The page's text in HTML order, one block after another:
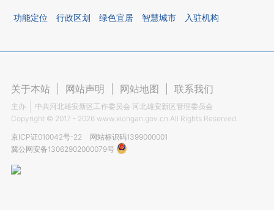
功能定位 行政区划 绿色宜居 智慧城市 入驻机构
关于本站 网站声明 网站地图 联系我们
主办
中共河北雄安新区工作委员会 河北雄安新区管理委员会
Copyright © 2017 - 2026 www.xiongan.gov.cn All Rights Reserved.
京ICP证010042号-22
网站标识码1399000001
冀公网安备13062902000079号